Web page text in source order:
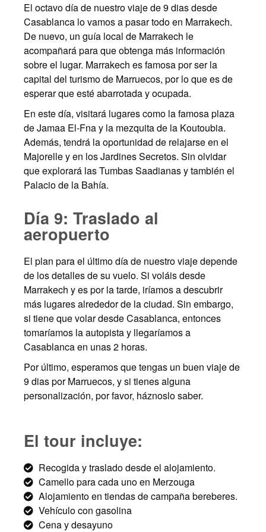
El octavo día de nuestro viaje de 9 dias desde
Casablanca lo vamos a pasar todo en Marrakech.
De nuevo, un guía local de Marrakech le
acompañará para que obtenga más información
sobre el lugar. Marrakech es famosa por ser la
capital del turismo de Marruecos, por lo que es de
esperar que esté abarrotada y ocupada.
En este día, visitará lugares como la famosa plaza
de Jamaa El-Fna y la mezquita de la Koutoubia.
Además, tendrá la oportunidad de relajarse en el
Majorelle y en los Jardines Secretos. Sin olvidar
que explorará las Tumbas Saadianas y también el
Palacio de la Bahía.
Día 9: Traslado al
aeropuerto
El plan para el último día de nuestro viaje depende
de los detalles de su vuelo. Si voláis desde
Marrakech y es por la tarde, iríamos a descubrir
más lugares alrededor de la ciudad. Sin embargo,
si tiene que volar desde Casablanca, entonces
tomaríamos la autopista y llegaríamos a
Casablanca en unas 2 horas.
Por último, esperamos que tengas un buen viaje de
9 dias por Marruecos, y si tienes alguna
personalización, por favor, háznoslo saber.
El tour incluye:
Recogida y traslado desde el alojamiento.
Camello para cada uno en Merzouga
Alojamiento en tiendas de campaña bereberes.
Vehículo con gasolina
Cena y desayuno